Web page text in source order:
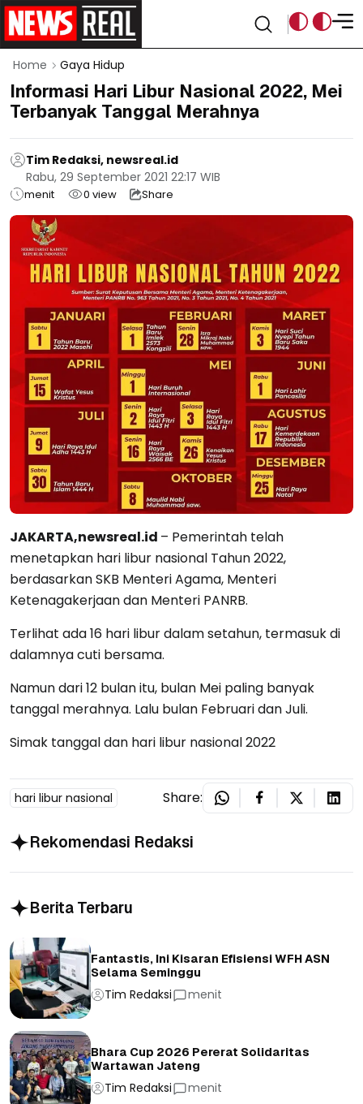
Home Gaya Hidup
Informasi Hari Libur Nasional 2022, Mei
Terbanyak Tanggal Merahnya
Tim Redaksi, newsreal.id
Rabu, 29 September 2021 22:17 WIB
menit 0 view Share
JAKARTA,newsreal.id – Pemerintah telah
menetapkan hari libur nasional Tahun 2022,
berdasarkan SKB Menteri Agama, Menteri
Ketenagakerjaan dan Menteri PANRB.
Terlihat ada 16 hari libur dalam setahun, termasuk di
dalamnya cuti bersama.
Namun dari 12 bulan itu, bulan Mei paling banyak
tanggal merahnya. Lalu bulan Februari dan Juli.
Simak tanggal dan hari libur nasional 2022
hari libur nasional Share:
Rekomendasi Redaksi
Berita Terbaru
Fantastis, Ini Kisaran Efisiensi WFH ASN
Selama Seminggu
Tim Redaksi menit
Bhara Cup 2026 Pererat Solidaritas
Wartawan Jateng
Tim Redaksi menit